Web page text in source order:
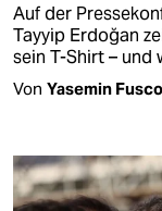
Auf der
Tayyip Erdoğan
sein T-Shirt – und
Von Yasemin Fusco